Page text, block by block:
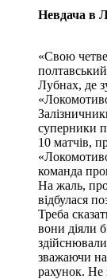
Невдача в
«Свою
Лубнах, де
суперники
10 матчів,
команда
На жаль,
відбулася
Треба
вони діяли
зважаючи
рахунок. Не